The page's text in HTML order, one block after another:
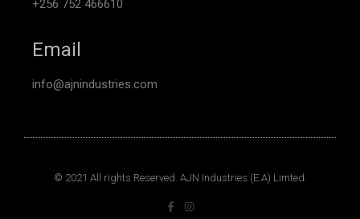
+256 752 466610
Email
info@ajnindustries.com
© 2021 All rights Reserved. AJN Industries (E.A) Limted.